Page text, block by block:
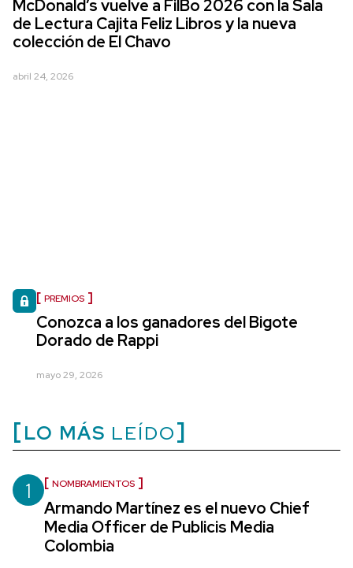
McDonald’s vuelve a FilBo 2026 con la Sala
de Lectura Cajita Feliz Libros y la nueva
colección de El Chavo
abril 24, 2026
PREMIOS
Conozca a los ganadores del Bigote
Dorado de Rappi
mayo 29, 2026
LO MÁS LEÍDO
1 NOMBRAMIENTOS
Armando Martínez es el nuevo Chief
Media Officer de Publicis Media
Colombia